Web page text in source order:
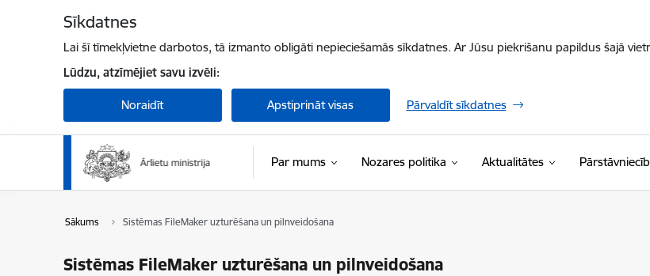
Sīkdatnes
Lai šī tīmekļvietne darbotos, tā izmanto obligāti nepieciešamās sīkdatnes. Ar Jūsu piekrišanu papildus šajā
Lūdzu, atzīmējiet savu izvēli:
Noraidīt Apstiprināt visas Pārvaldīt sīkdatnes
Par mums Nozares politika Aktualitātes
Sākums Sistēmas FileMaker uzturēšana un pilnveidošana
Sistēmas FileMaker uzturēšana un pilnveidošana